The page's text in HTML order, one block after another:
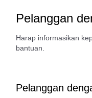
Pelanggan
Harap informasikan
bantuan.
Pelanggan